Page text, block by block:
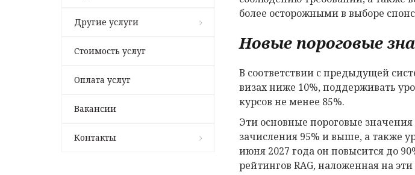
Другие услуги
Стоимость услуг
Оплата услуг
Вакансии
Контакты
более осторожными в выборе
Новые пороговые
В соответствии с предыдущей
визах ниже 10%, поддерживать
курсов не менее 85%.
Эти основные пороговые
зачисления 95% и выше, а также
июня 2027 года он повысится до
рейтингов RAG, наложенная на